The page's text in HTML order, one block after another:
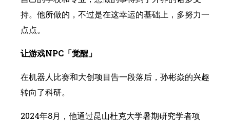
持。他所做的，不过是在这幸运的基础上，多努力一
点点。
让游戏NPC「觉醒」
在机器人比赛和大创项目告一段落后，孙彬焱的兴趣
转向了科研。
2024年8月，他通过昆山杜克大学暑期研究学者项